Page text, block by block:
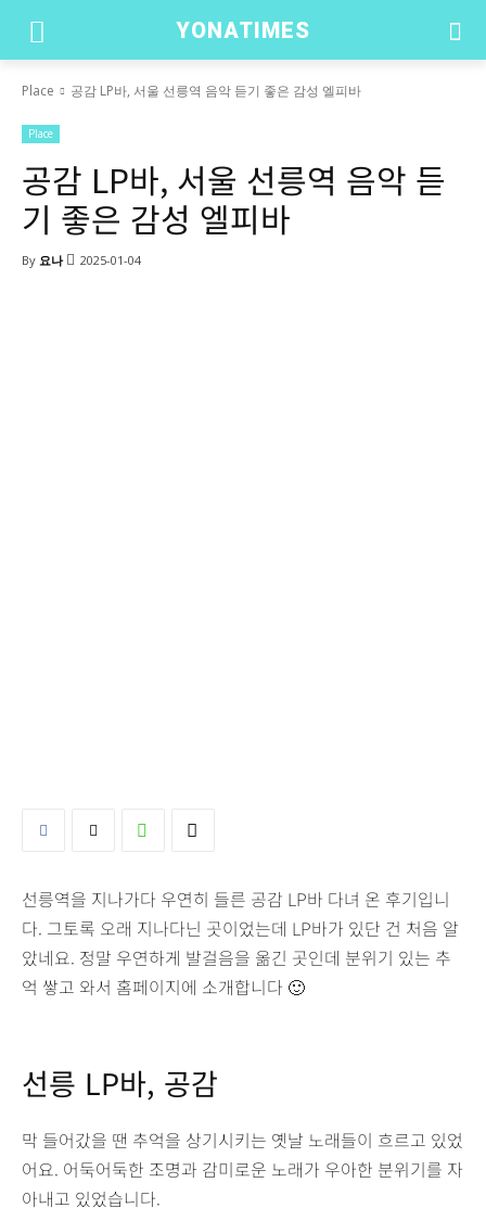
YONATIMES
Place 공감 LP바, 서울 선릉역 음악 듣기 좋은 감성 엘피바
Place
공감 LP바, 서울 선릉역 음악 듣
기 좋은 감성 엘피바
By 요나 2025-01-04
선릉역을 지나가다 우연히 들른 공감 LP바 다녀 온 후기입니
다. 그토록 오래 지나다닌 곳이었는데 LP바가 있단 건 처음 알
았네요. 정말 우연하게 발걸음을 옮긴 곳인데 분위기 있는 추
억 쌓고 와서 홈페이지에 소개합니다 🙂
선릉 LP바, 공감
막 들어갔을 땐 추억을 상기시키는 옛날 노래들이 흐르고 있었
어요. 어둑어둑한 조명과 감미로운 노래가 우아한 분위기를 자
아내고 있었습니다.